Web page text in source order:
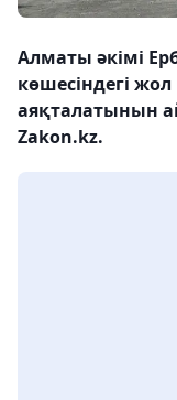
Алматы әкімі
көшесіндегі
аяқталатынын
Zakon.kz.